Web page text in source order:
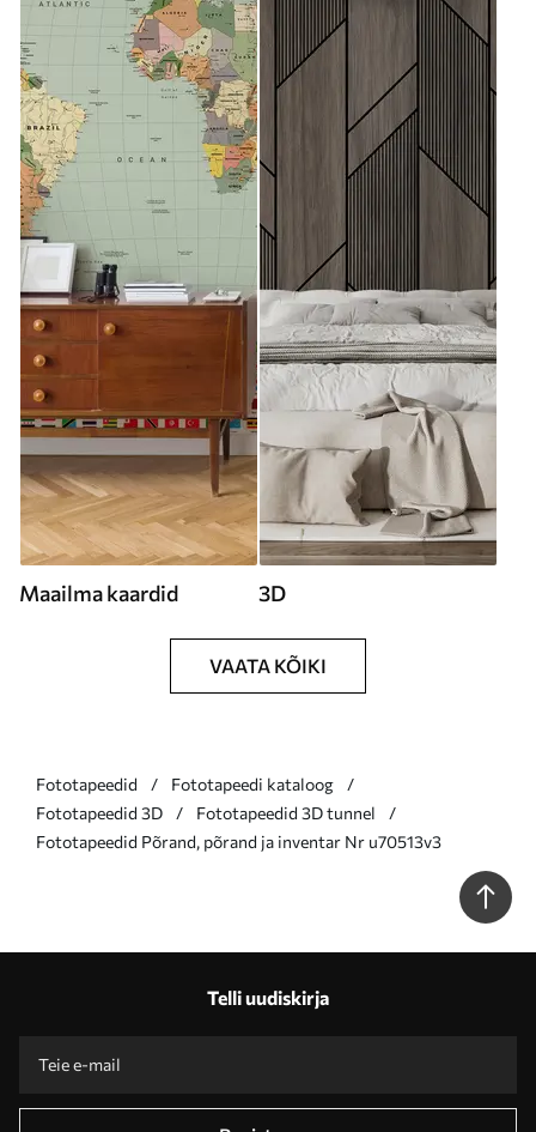
Maailma kaardid 3D
VAATA KÕIKI
Fototapeedid
Fototapeedi kataloog
Fototapeedid 3D
Fototapeedid 3D tunnel
Fototapeedid Põrand, põrand ja inventar Nr u70513v3
Telli uudiskirja